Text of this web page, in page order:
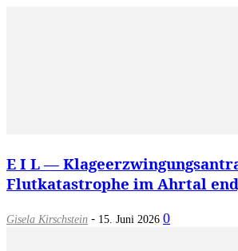
E I L —
Flutkatastrophe im Ahrtal
Gisela Kirschstein - 15. Juni 2026 0